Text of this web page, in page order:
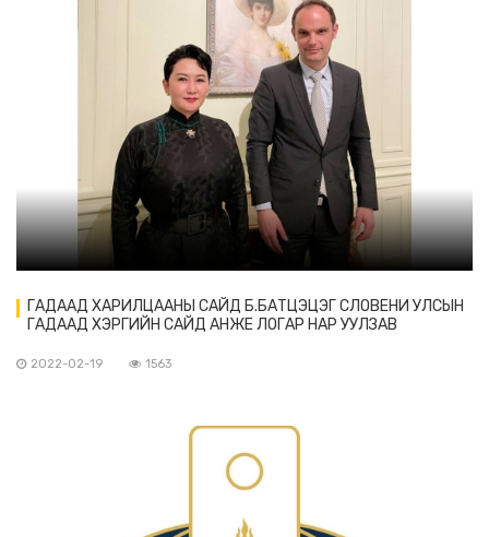
ГАДААД ХАРИЛЦААНЫ САЙД Б.БАТЦЭЦЭГ СЛОВЕНИ УЛСЫН
ГАДААД ХЭРГИЙН САЙД АНЖЕ ЛОГАР НАР УУЛЗАВ
2022-02-19 1563